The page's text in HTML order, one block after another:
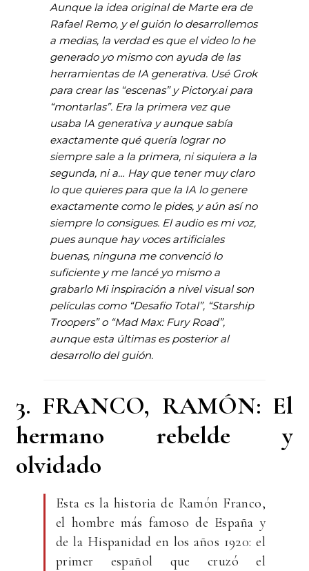
Aunque la idea original de Marte era de
Rafael Remo, y el guión lo desarrollemos
a medias, la verdad es que el video lo he
generado yo mismo con ayuda de las
herramientas de IA generativa. Usé Grok
para crear las “escenas” y Pictory.ai para
“montarlas”. Era la primera vez que
usaba IA generativa y aunque sabía
exactamente qué quería lograr no
siempre sale a la primera, ni siquiera a la
segunda, ni a… Hay que tener muy claro
lo que quieres para que la IA lo genere
exactamente como le pides, y aún así no
siempre lo consigues. El audio es mi voz,
pues aunque hay voces artificiales
buenas, ninguna me convenció lo
suficiente y me lancé yo mismo a
grabarlo Mi inspiración a nivel visual son
películas como “Desafio Total”, “Starship
Troopers” o “Mad Max: Fury Road”,
aunque esta últimas es posterior al
desarrollo del guión.
3. FRANCO, RAMÓN: El
hermano rebelde y
olvidado
Esta es la historia de Ramón Franco,
el hombre más famoso de España y
de la Hispanidad en los años 1920: el
primer español que cruzó el